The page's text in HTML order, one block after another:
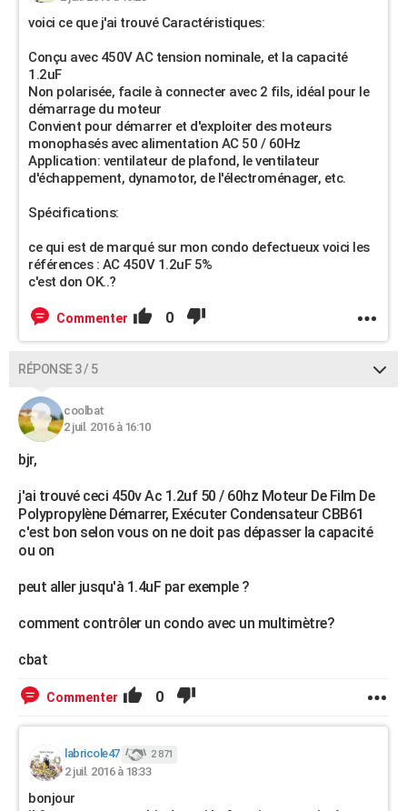
voici ce que j'ai trouvé Caractéristiques:
Conçu avec 450V AC tension nominale, et la capacité
1.2uF
Non polarisée, facile à connecter avec 2 fils, idéal pour le
démarrage du moteur
Convient pour démarrer et d'exploiter des moteurs
monophasés avec alimentation AC 50 / 60Hz
Application: ventilateur de plafond, le ventilateur
d'échappement, dynamotor, de l'électroménager, etc.
Spécifications:
ce qui est de marqué sur mon condo defectueux voici les
références : AC 450V 1.2uF 5%
c'est don OK..?
Commenter 0
RÉPONSE 3 / 5
coolbat
2 juil. 2016 à 16:10
bjr,
j'ai trouvé ceci 450v Ac 1.2uf 50 / 60hz Moteur De Film De
Polypropylène Démarrer, Exécuter Condensateur CBB61
c'est bon selon vous on ne doit pas dépasser la capacité
ou on
peut aller jusqu'à 1.4uF par exemple ?
comment contrôler un condo avec un multimètre?
cbat
Commenter 0
labricole47 2 871
2 juil. 2016 à 18:33
bonjour